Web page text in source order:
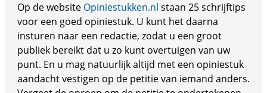
Op de website Opiniestukken.nl staan 25 schrijftips
voor een goed opiniestuk. U kunt het daarna
insturen naar een redactie, zodat u een groot
publiek bereikt dat u zo kunt overtuigen van uw
punt. En u mag natuurlijk altijd met een opiniestuk
aandacht vestigen op de petitie van iemand anders.